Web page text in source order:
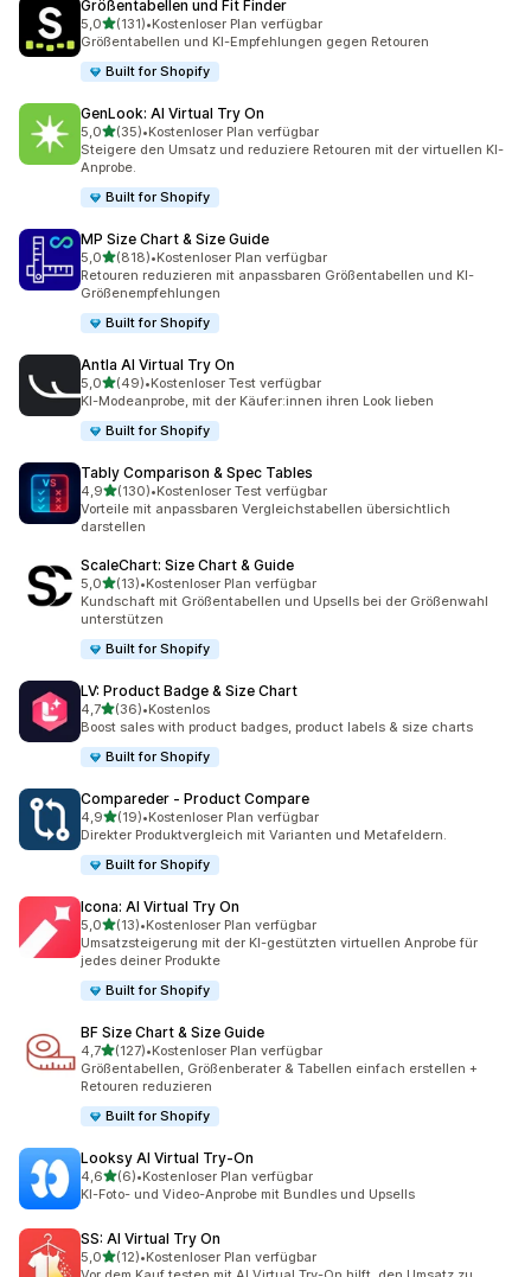
Größentabellen und Fit Finder
5,0von 5 Sternen
(131)
131 Rezensionen insgesamt
•Kostenloser Plan verfügbar
Größentabellen und KI-Empfehlungen gegen Retouren
Built for Shopify
GenLook: AI Virtual Try On
5,0von 5 Sternen
(35)
35 Rezensionen insgesamt
•Kostenloser Plan verfügbar
Steigere den Umsatz und reduziere Retouren mit der virtuellen KI-
Anprobe.
Built for Shopify
MP Size Chart & Size Guide
5,0von 5 Sternen
(818)
818 Rezensionen insgesamt
•Kostenloser Plan verfügbar
Retouren reduzieren mit anpassbaren Größentabellen und KI-
Größenempfehlungen
Built for Shopify
Antla AI Virtual Try On
5,0von 5 Sternen
(49)
49 Rezensionen insgesamt
•Kostenloser Test verfügbar
KI-Modeanprobe, mit der Käufer:innen ihren Look lieben
Built for Shopify
Tably Comparison & Spec Tables
4,9von 5 Sternen
(130)
130 Rezensionen insgesamt
•Kostenloser Test verfügbar
Vorteile mit anpassbaren Vergleichstabellen übersichtlich
darstellen
ScaleChart: Size Chart & Guide
5,0von 5 Sternen
(13)
13 Rezensionen insgesamt
•Kostenloser Plan verfügbar
Kundschaft mit Größentabellen und Upsells bei der Größenwahl
unterstützen
Built for Shopify
LV: Product Badge & Size Chart
4,7von 5 Sternen
(36)
36 Rezensionen insgesamt
•Kostenlos
Boost sales with product badges, product labels & size charts
Built for Shopify
Compareder ‑ Product Compare
4,9von 5 Sternen
(19)
19 Rezensionen insgesamt
•Kostenloser Plan verfügbar
Direkter Produktvergleich mit Varianten und Metafeldern.
Built for Shopify
Icona: AI Virtual Try On
5,0von 5 Sternen
(13)
13 Rezensionen insgesamt
•Kostenloser Plan verfügbar
Umsatzsteigerung mit der KI-gestützten virtuellen Anprobe für
jedes deiner Produkte
Built for Shopify
BF Size Chart & Size Guide
4,7von 5 Sternen
(127)
127 Rezensionen insgesamt
•Kostenloser Plan verfügbar
Größentabellen, Größenberater & Tabellen einfach erstellen +
Retouren reduzieren
Built for Shopify
Looksy AI Virtual Try‑On
4,6von 5 Sternen
(6)
6 Rezensionen insgesamt
•Kostenloser Plan verfügbar
KI-Foto- und Video-Anprobe mit Bundles und Upsells
SS: AI Virtual Try On
5,0von 5 Sternen
(12)
12 Rezensionen insgesamt
•Kostenloser Plan verfügbar